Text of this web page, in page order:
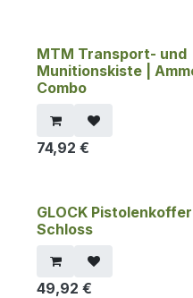
MTM Transport- und
Munitionskiste |
Combo
74,92 €
GLOCK
Schloss
49,92 €